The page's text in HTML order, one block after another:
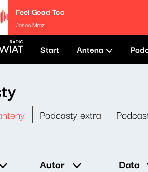
Feel Good Too
Jason Mraz
Start Antena
Podcasty extra
Autor Data